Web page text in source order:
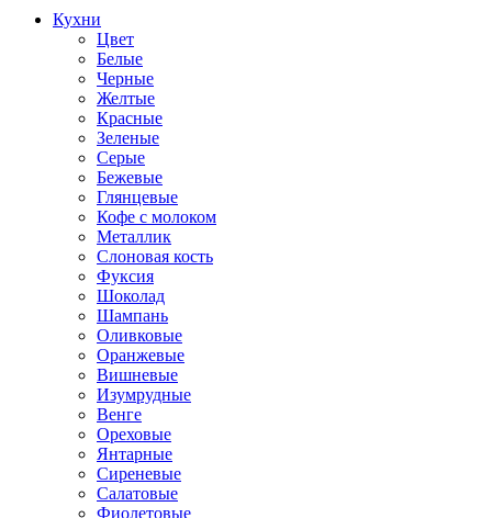
Кухни
Цвет
Белые
Черные
Желтые
Красные
Зеленые
Серые
Бежевые
Глянцевые
Кофе с молоком
Металлик
Слоновая кость
Фуксия
Шоколад
Шампань
Оливковые
Оранжевые
Вишневые
Изумрудные
Венге
Ореховые
Янтарные
Сиреневые
Салатовые
Фиолетовые